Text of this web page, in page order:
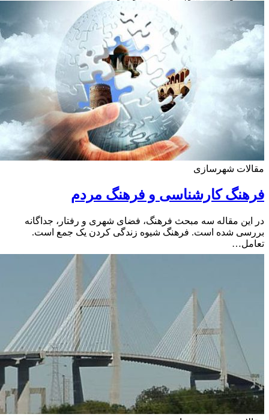
شهرسازی
کارشناسی و فرهنگ مردم
مقاله سه مبحث فرهنگ، فضای شهری و رفتار، جداگانه
شده است. فرهنگ شیوه زندگی کردن یک جمع است.